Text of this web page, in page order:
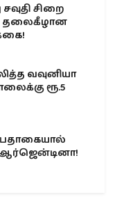
சிறை
தலைகீழான
வவுனியா
ரூ.5
ஆர்ஜென்டினா!